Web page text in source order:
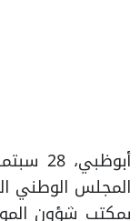
المجلس الوطني
بمكتب شؤون